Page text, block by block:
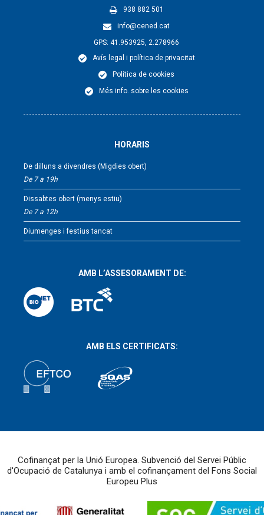
938 882 501
info@cened.cat
GPS: 41.953925, 2.278966
Avís legal i política de privacitat
Política de cookies
Més info. sobre les cookies
HORARIS
De dilluns a divendres (Migdies obert)
De 7 a 19h
Dissabtes obert (menys estiu)
De 7 a 12h
Diumenges i festius tancat
AMB L’ASSESORAMENT DE:
AMB ELS CERTIFICATS:
Cofinançat per la Unió Europea. Subvenció del Servei Públic
d'Ocupació de Catalunya i amb el cofinançament del Fons Social
Europeu Plus